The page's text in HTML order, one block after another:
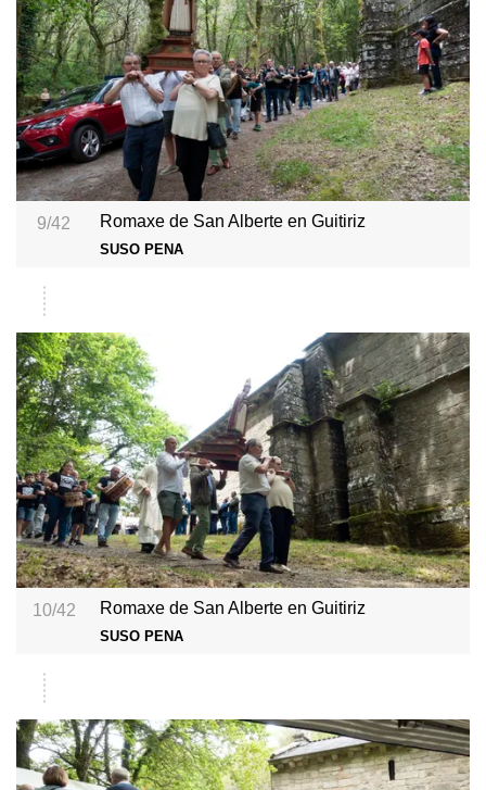
9/42 Romaxe de San Alberte en Guitiriz
SUSO PENA
10/42 Romaxe de San Alberte en Guitiriz
SUSO PENA